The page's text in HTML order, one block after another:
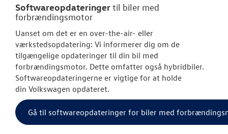
Softwareopdateringertil biler med
forbrændingsmotor
Uanset om det er en over-the-air- eller
værkstedsopdatering: Vi informerer dig om de
tilgængelige opdateringer til din bil med
forbrændingsmotor. Dette omfatter også hybridbiler.
Softwareopdateringerne er vigtige for at holde
din Volkswagen opdateret.
Gå til softwareopdateringer for biler med